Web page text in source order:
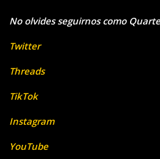
No olvides seguirnos como
Twitter
Threads
TikTok
Instagram
YouTube